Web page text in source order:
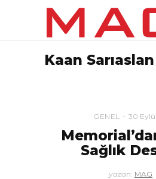
Kaan
GENEL 30
Sağlık
yazan: MAG